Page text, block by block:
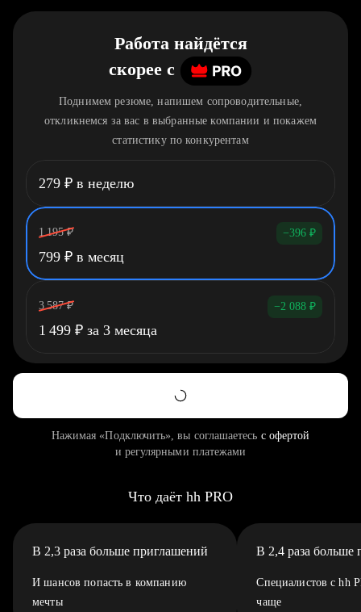
Работа найдётся
скорее c
Поднимем резюме, напишем сопроводительные,
откликнемся за вас в выбранные компании и покажем
статистику по конкурентам
279 ₽ в неделю
1 195 ₽ −396 ₽
799 ₽ в месяц
3 587 ₽ −2 088 ₽
1 499 ₽ за 3 месяца
Нажимая «Подключить», вы соглашаетесь с офертой
и регулярными платежами
Что даёт hh PRO
В 2,3 раза больше приглашений
И шансов попасть в компанию
мечты
В 2,4 раза больше
Специалистов с hh
чаще